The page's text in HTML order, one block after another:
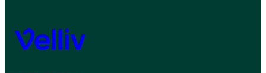
Velliv